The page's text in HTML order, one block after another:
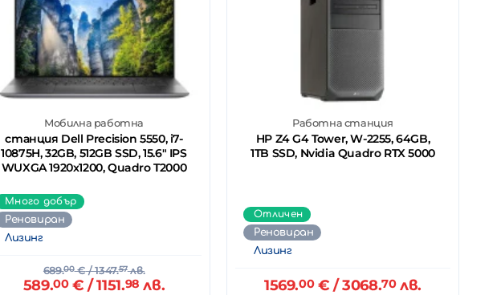
Мобилна работна
станция Dell Precision 5550, i7-
10875H, 32GB, 512GB SSD, 15.6" IPS
WUXGA 1920x1200, Quadro T2000
Много добър
Реновиран
Лизинг
689.00€/ 1347.57лв.
589.00€ / 1151.98 лв.
Работна станция
HP Z4 G4 Tower, W-2255, 64GB,
1TB SSD, Nvidia Quadro RTX 5000
Отличен
Реновиран
Лизинг
1569.00€ / 3068.70лв.